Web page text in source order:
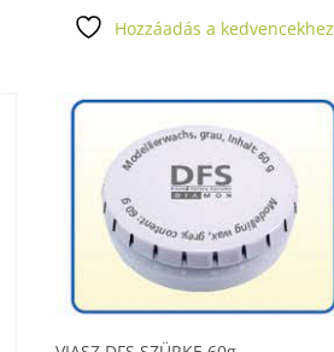
Hozzáadás a kedvencekhez